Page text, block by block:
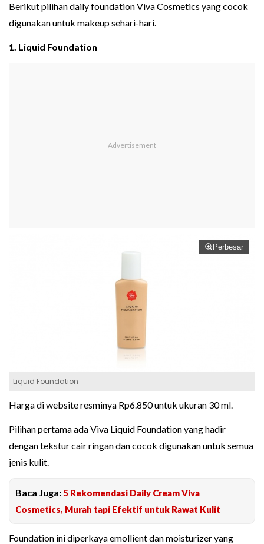
Berikut pilihan daily foundation Viva Cosmetics yang cocok
digunakan untuk makeup sehari-hari.
1. Liquid Foundation
Perbesar
Liquid Foundation
Harga di website resminya Rp6.850 untuk ukuran 30 ml.
Pilihan pertama ada Viva Liquid Foundation yang hadir
dengan tekstur cair ringan dan cocok digunakan untuk semua
jenis kulit.
Baca Juga: 5 Rekomendasi Daily Cream Viva
Cosmetics, Murah tapi Efektif untuk Rawat Kulit
Foundation ini diperkaya emollient dan moisturizer yang